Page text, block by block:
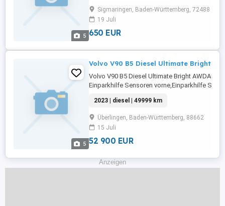
5
Sigmaringen, Baden-Württemberg, 72488
19 Juli
650 EUR
5
Volvo V90 B5 Diesel Ultimate Bright
Volvo V90 B5 Diesel Ultimate Bright
Einparkhilfe Sensoren vorne,Einparkhilfe
Lenkrad,Berganfahrassistent,DAB-
Heckklappe,Servolenkung,LED-
2023 | diesel | 49999 km
Überlingen, Baden-Württemberg, 88662
15 Juli
52 900 EUR
Anzeigen